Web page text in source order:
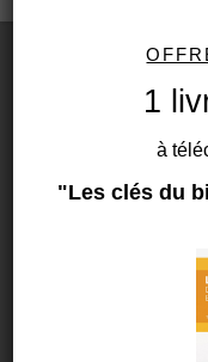
notre
C’est un constat
1
à
"Les clés du